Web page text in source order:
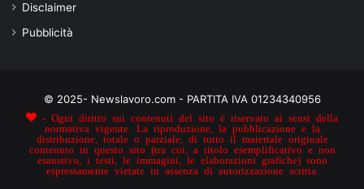
Disclaimer
Pubblicità
© 2025- Newslavoro.com - PARTITA IVA 01234340956
- Ogni diritto sui contenuti del sito è riservato ai sensi della
normativa vigente. La riproduzione, la pubblicazione e la
distribuzione, totale o parziale, di tutto il materiale originale
contenuto in questo sito (tra cui, a titolo esemplificativo e non
esaustivo, i testi, le immagini, le elaborazioni grafiche) sono
espressamente vietate in assenza di autorizzazione scritta.